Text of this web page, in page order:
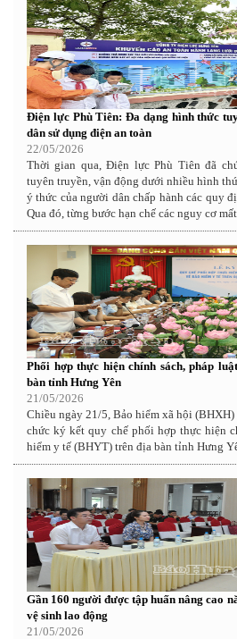
Điện lực Phù Tiên: Đa dạng hình thức
dân sử dụng điện an toàn
22/05/2026
Thời gian qua, Điện lực Phù Tiên đã
tuyên truyền, vận động dưới nhiều hình
ý thức của người dân chấp hành các quy
Qua đó, từng bước hạn chế các nguy cơ
Phối hợp thực hiện chính sách, pháp
bàn tỉnh Hưng Yên
21/05/2026
Chiều ngày 21/5, Bảo hiểm xã hội
chức ký kết quy chế phối hợp thực hiện
hiểm y tế (BHYT) trên địa bàn tỉnh Hưng
Gần 160 người được tập huấn nâng cao
vệ sinh lao động
21/05/2026